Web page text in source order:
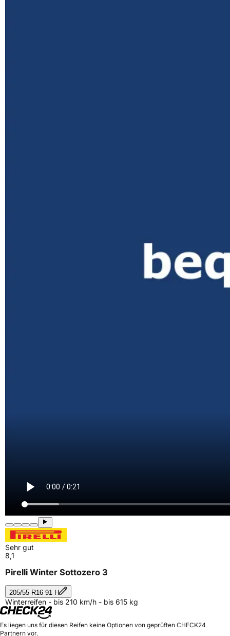
Sehr gut
8,1
Pirelli Winter Sottozero 3
205/55 R16 91 H
Winterreifen - bis 210 km/h - bis 615 kg
Es liegen uns für diesen Reifen keine Optionen von geprüften CHECK24
Partnern vor.